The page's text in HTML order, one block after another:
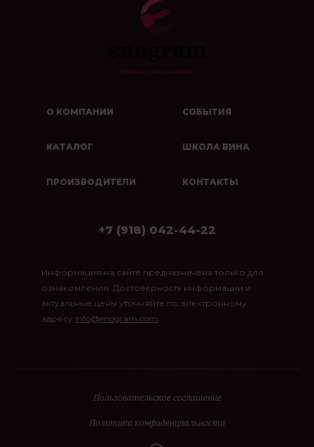
О КОМПАНИИ
КАТАЛОГ
ПРОИЗВОДИТЕЛИ
СОБЫТИЯ
ШКОЛА ВИНА
КОНТАКТЫ
+7 (918) 042-44-22
Информация на сайте предназначена только для
ознакомления. Достоверность информации и
актуальные цены уточняйте по электронному
адресу info@enogram.com
Пользовательское соглашение
Политика конфиденциальности